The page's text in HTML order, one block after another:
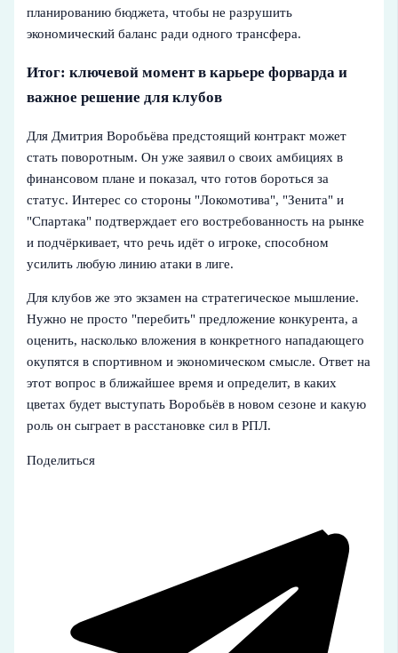
планированию бюджета, чтобы не разрушить
экономический баланс ради одного трансфера.
Итог: ключевой момент в карьере форварда и
важное решение для клубов
Для Дмитрия Воробьёва предстоящий контракт может
стать поворотным. Он уже заявил о своих амбициях в
финансовом плане и показал, что готов бороться за
статус. Интерес со стороны "Локомотива", "Зенита" и
"Спартака" подтверждает его востребованность на рынке
и подчёркивает, что речь идёт о игроке, способном
усилить любую линию атаки в лиге.
Для клубов же это экзамен на стратегическое мышление.
Нужно не просто "перебить" предложение конкурента, а
оценить, насколько вложения в конкретного нападающего
окупятся в спортивном и экономическом смысле. Ответ на
этот вопрос в ближайшее время и определит, в каких
цветах будет выступать Воробьёв в новом сезоне и какую
роль он сыграет в расстановке сил в РПЛ.
Поделиться